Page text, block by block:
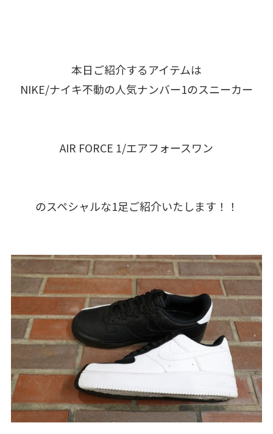
本日ご紹介するアイテムは
NIKE/ナイキ不動の人気ナンバー1のスニーカー
AIR FORCE 1/エアフォースワン
のスペシャルな1足ご紹介いたします！！